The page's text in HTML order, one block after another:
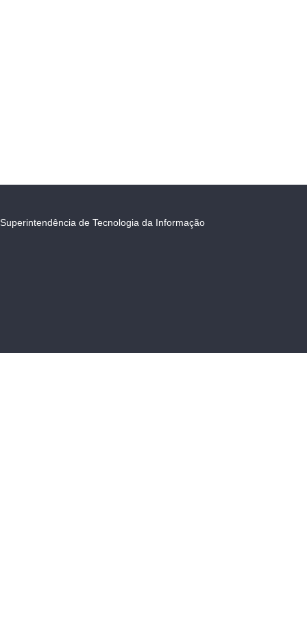
Superintendência de Tecnologia da Informação